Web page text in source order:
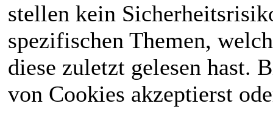
stellen kein
spezifischen Themen,
diese zuletzt gelesen hast.
von Cookies akzeptierst